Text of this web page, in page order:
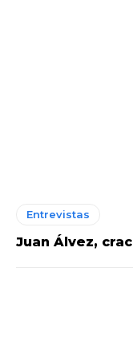
Entrevistas
Juan Álvez,